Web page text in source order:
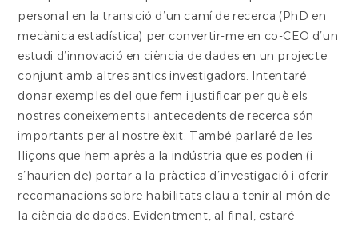
personal en la transició d’un camí de recerca (PhD en
mecànica estadística) per convertir-me en co-CEO d’un
estudi d’innovació en ciència de dades en un projecte
conjunt amb altres antics investigadors. Intentaré
donar exemples del que fem i justificar per què els
nostres coneixements i antecedents de recerca són
importants per al nostre èxit. També parlaré de les
lliçons que hem après a la indústria que es poden (i
s’haurien de) portar a la pràctica d’investigació i oferir
recomanacions sobre habilitats clau a tenir al món de
la ciència de dades. Evidentment, al final, estaré